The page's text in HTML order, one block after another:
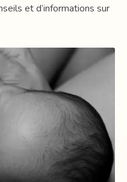
et d’informations sur